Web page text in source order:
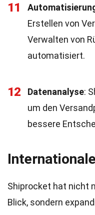
11
Erstellen von
Verwalten von
automatisiert.
12 Datenanalyse:
um den
bessere
Shiprocket hat nicht
Blick, sondern